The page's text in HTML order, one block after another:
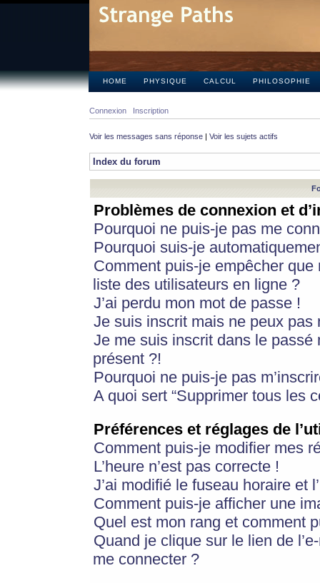
HOME PHYSIQUE CALCUL PHILOSOPHIE
Connexion Inscription
Voir les messages sans réponse | Voir les sujets actifs
Index du forum
Problèmes de connexion et
Pourquoi ne puis-je pas me
Pourquoi suis-je
Comment puis-je empêcher
liste des utilisateurs en ligne ?
J’ai perdu mon mot de passe !
Je suis inscrit mais ne peux pas
Je me suis inscrit dans le
présent ?!
Pourquoi ne puis-je pas
A quoi sert “Supprimer tous les
Préférences et réglages de
Comment puis-je modifier mes
L’heure n’est pas correcte !
J’ai modifié le fuseau horaire et
Comment puis-je afficher une
Quel est mon rang et comment
Quand je clique sur le lien de
me connecter ?